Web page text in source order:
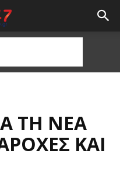
ΤΗ ΝΈΑ
ΚΑΙ